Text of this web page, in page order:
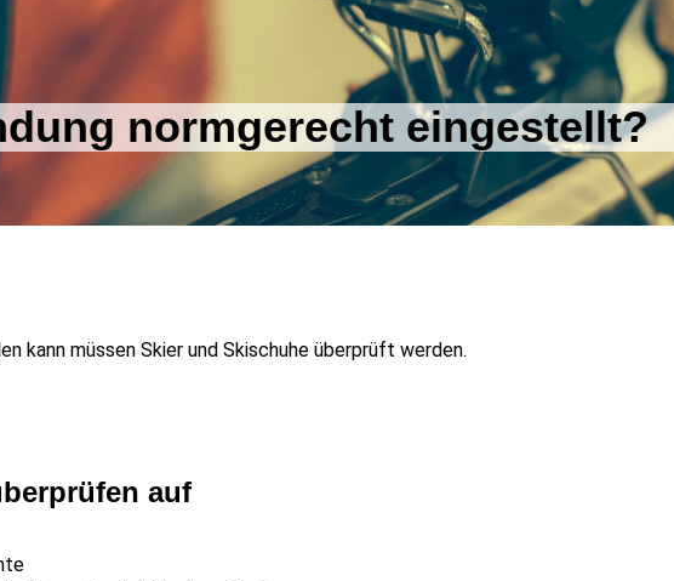
normgerecht eingestellt?
kann müssen Skier und Skischuhe überprüft werden.
auf